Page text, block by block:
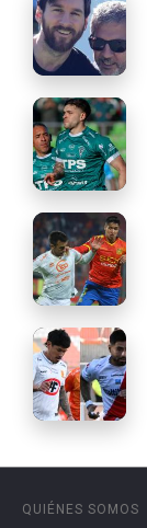
QUIÉNES SOMOS